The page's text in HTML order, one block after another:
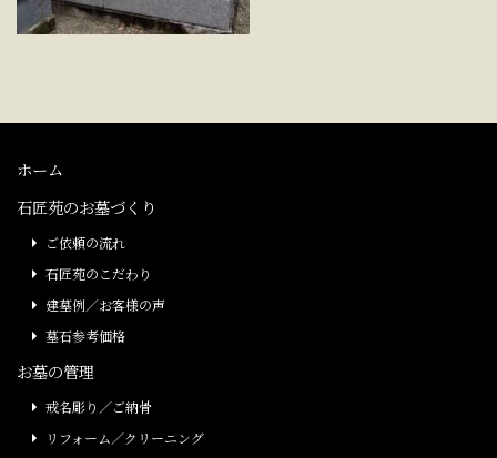
ホーム
石匠苑のお墓づくり
ご依頼の流れ
石匠苑のこだわり
建墓例／お客様の声
墓石参考価格
お墓の管理
戒名彫り／ご納骨
リフォーム／クリーニング